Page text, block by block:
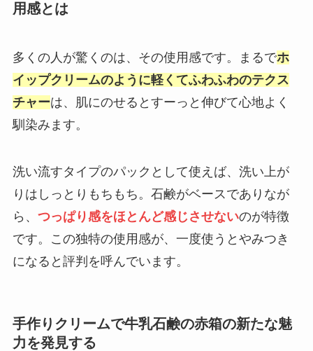
用感とは
多くの人が驚くのは、その使用感です。まるでホ
イップクリームのように軽くてふわふわのテクス
チャーは、肌にのせるとすーっと伸びて心地よく
馴染みます。
洗い流すタイプのパックとして使えば、洗い上が
りはしっとりもちもち。石鹸がベースでありなが
ら、 つっぱり感をほとんど感じさせないのが特徴
です。この独特の使用感が、一度使うとやみつき
になると評判を呼んでいます。
手作りクリームで牛乳石鹸の赤箱の新たな魅
力を発見する